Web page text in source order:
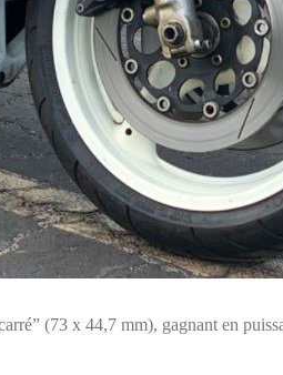
(73 x 44,7 mm), gagnant en